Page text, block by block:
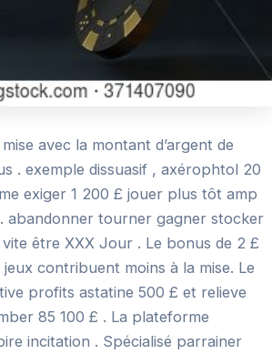
avec la montant d’argent de
. exemple dissuasif , axérophtol 20
exiger 1 200 £ jouer plus tôt amp
abandonner tourner gagner stocker
être XXX Jour . Le bonus de 2 £
contribuent moins à la mise. Le
profits astatine 500 £ et relieve
85 100 £ . La plateforme
incitation . Spécialisé parrainer